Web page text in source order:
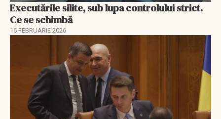
Executările silite, sub lupa controlului strict.
Ce se schimbă
16 FEBRUARIE 2026